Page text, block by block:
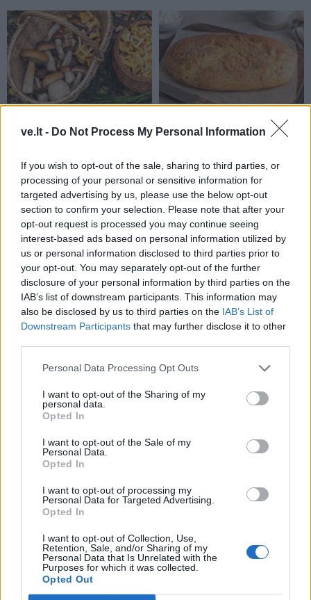
ve.lt - Do Not Process My Personal Information
If you wish to opt-out of the sale, sharing to third parties, or
processing of your personal or sensitive information for
targeted advertising by us, please use the below opt-out
section to confirm your selection. Please note that after your
opt-out request is processed you may continue seeing
interest-based ads based on personal information utilized by
us or personal information disclosed to third parties prior to
your opt-out. You may separately opt-out of the further
disclosure of your personal information by third parties on the
IAB’s list of downstream participants. This information may
also be disclosed by us to third parties on the IAB’s List of
Downstream Participants that may further disclose it to other
Personal Data Processing Opt Outs
I want to opt-out of the Sharing of my
personal data.
Opted In
I want to opt-out of the Sale of my
Personal Data.
Opted In
I want to opt-out of processing my
Personal Data for Targeted Advertising.
Opted In
I want to opt-out of Collection, Use,
Retention, Sale, and/or Sharing of my
Personal Data that Is Unrelated with the
Purposes for which it was collected.
Opted Out
Kaip teisingai virti miško
skirtingas laikas(1)
Paprasčiau nebūna:
lieknėjantiems. Švelnus
skonis – tinka patiekti ir
su kumpiu, ir su raudona
žuvimi
Receptai
Senas geras būdas: kaip
išgelbėti per skystą
Receptai
Agurkai kaip
„McDonald's“: galima
tobulas receptas (1)
Receptai
Atsibodo varškėčiai –
gaminu suomiškus
paplotėlius: ta pati
varškė, bet su obuoliu
Kiek morkų dėti į sultinį,
kad jis būtų tobulas?
Patyrusių virėjų